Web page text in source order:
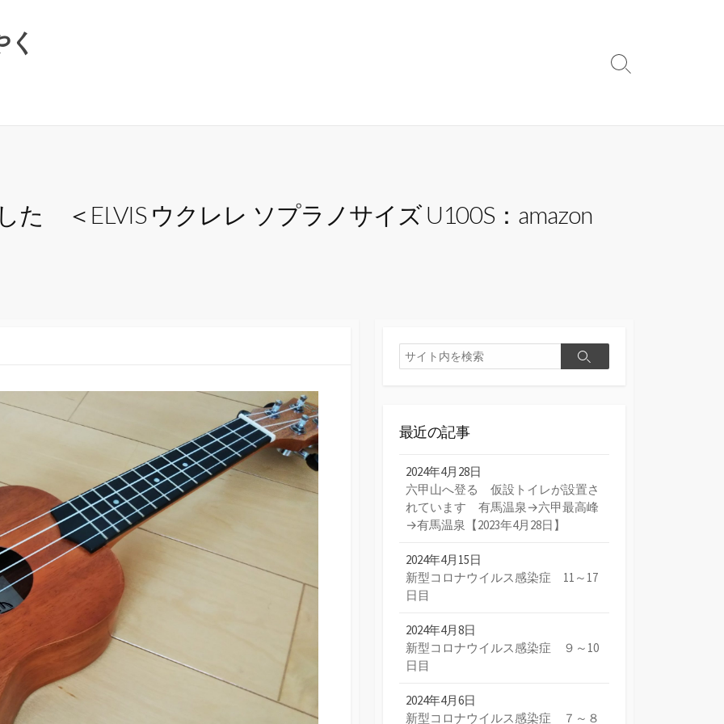
検
た ＜ELVIS ウクレレ ソプラノサイズ U100S：amazon
検
索
検
最近の記事
2024年4月28日
六甲山へ登る 仮設トイレが設置さ
れています 有馬温泉→六甲最高峰
→有馬温泉【2023年4月28日】
2024年4月15日
新型コロナウイルス感染症 11～17
日目
2024年4月8日
新型コロナウイルス感染症 ９～10
日目
2024年4月6日
新型コロナウイルス感染症 ７～８